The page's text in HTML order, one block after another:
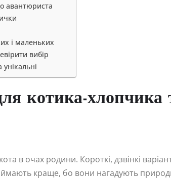
авантюриста
і маленьких
вибір
котика-хлопчика
в очах родини. Короткі, дзвінкі
краще, бо вони нагадують